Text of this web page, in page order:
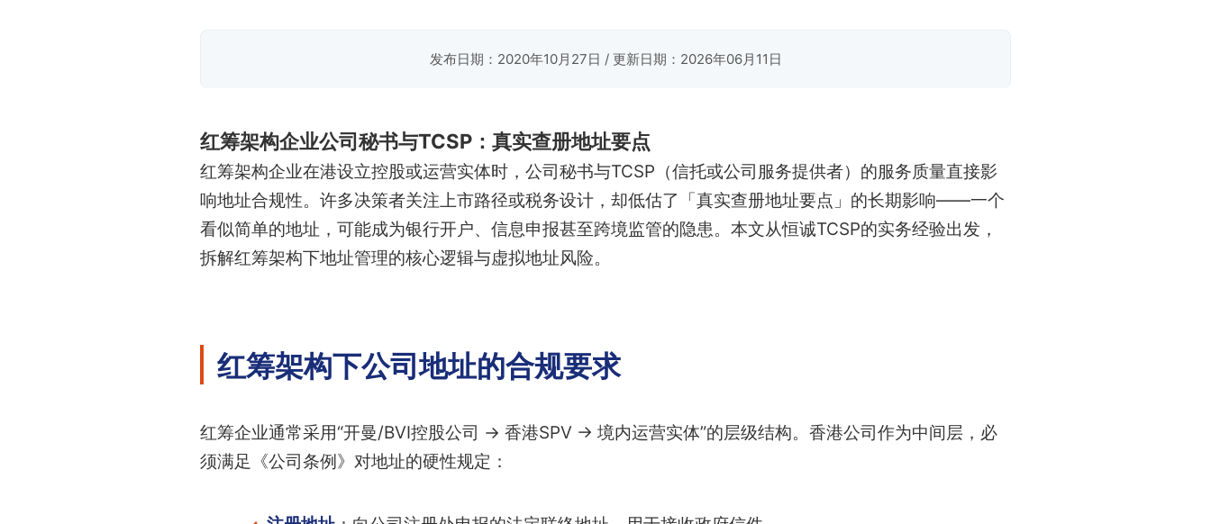
发布日期：2020年10月27日 / 更新日期：2026年06月11日
红筹架构企业公司秘书与TCSP：真实查册地址要点
红筹架构企业在港设立控股或运营实体时，公司秘书与TCSP（信托或公司服务提供者）的服务质量直接影
响地址合规性。许多决策者关注上市路径或税务设计，却低估了「真实查册地址要点」的长期影响——一个
看似简单的地址，可能成为银行开户、信息申报甚至跨境监管的隐患。本文从恒诚TCSP的实务经验出发，
拆解红筹架构下地址管理的核心逻辑与虚拟地址风险。
红筹架构下公司地址的合规要求
红筹企业通常采用“开曼/BVI控股公司 → 香港SPV → 境内运营实体”的层级结构。香港公司作为中间层，必
须满足《公司条例》对地址的硬性规定：